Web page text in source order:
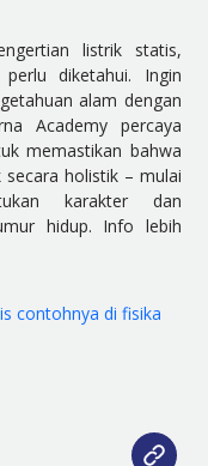
listrik statis,
diketahui. Ingin
alam dengan
Academy percaya
memastikan bahwa
secara holistik – mulai
karakter dan
hidup. Info lebih
contohnya di fisika